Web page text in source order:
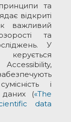
та
відкриті
важливий
та
У
керується
і
даних («The
data